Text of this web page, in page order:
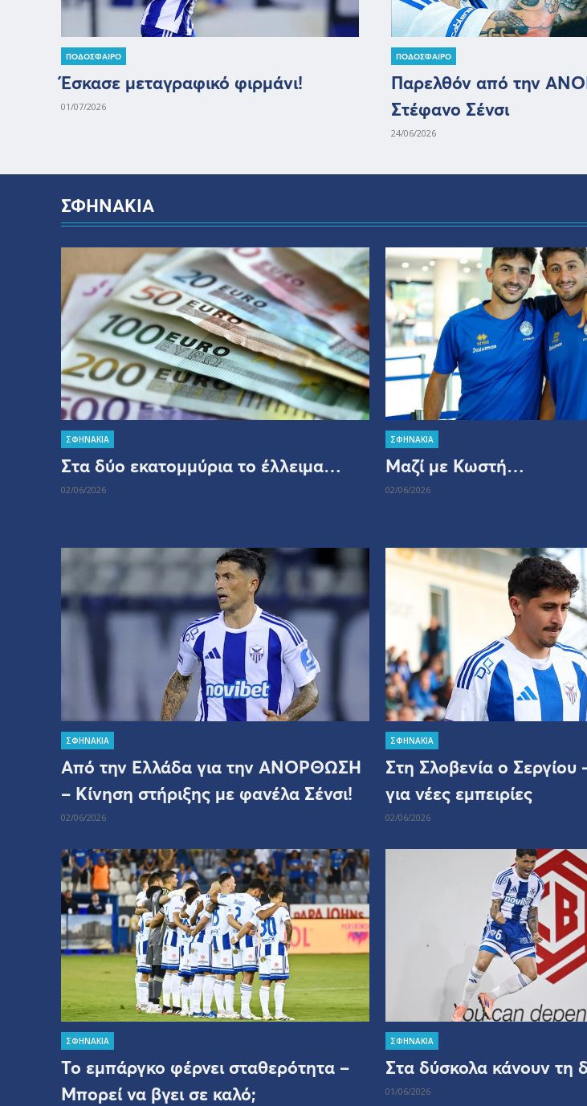
ΠΟΔΟΣΦΑΙΡΟ
Έσκασε μεταγραφικό φιρμάνι!
01/07/2026
ΠΟΔΟΣΦΑΙΡΟ
Παρελθόν από την
Στέφανο Σένσι
24/06/2026
ΣΦΗΝΑΚΙΑ
ΣΦΗΝΑΚΙΑ
Στα δύο εκατομμύρια το έλλειμα…
02/06/2026
ΣΦΗΝΑΚΙΑ
Μαζί με Κωστή…
02/06/2026
ΣΦΗΝΑΚΙΑ
Από την Ελλάδα για την ΑΝΟΡΘΩΣΗ
– Κίνηση στήριξης με φανέλα Σένσι!
02/06/2026
ΣΦΗΝΑΚΙΑ
Στη Σλοβενία ο Σεργίου
για νέες εμπειρίες
02/06/2026
ΣΦΗΝΑΚΙΑ
Το εμπάργκο φέρνει σταθερότητα –
Μπορεί να βγει σε καλό;
ΣΦΗΝΑΚΙΑ
Στα δύσκολα κάνουν τη
01/06/2026